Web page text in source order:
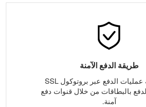
طريقة الدفع الآمنة
تتم حماية عمليات الدفع عبر بروتوكول SSL
بالبطاقات من خلال قنوات دفع
آمنة.